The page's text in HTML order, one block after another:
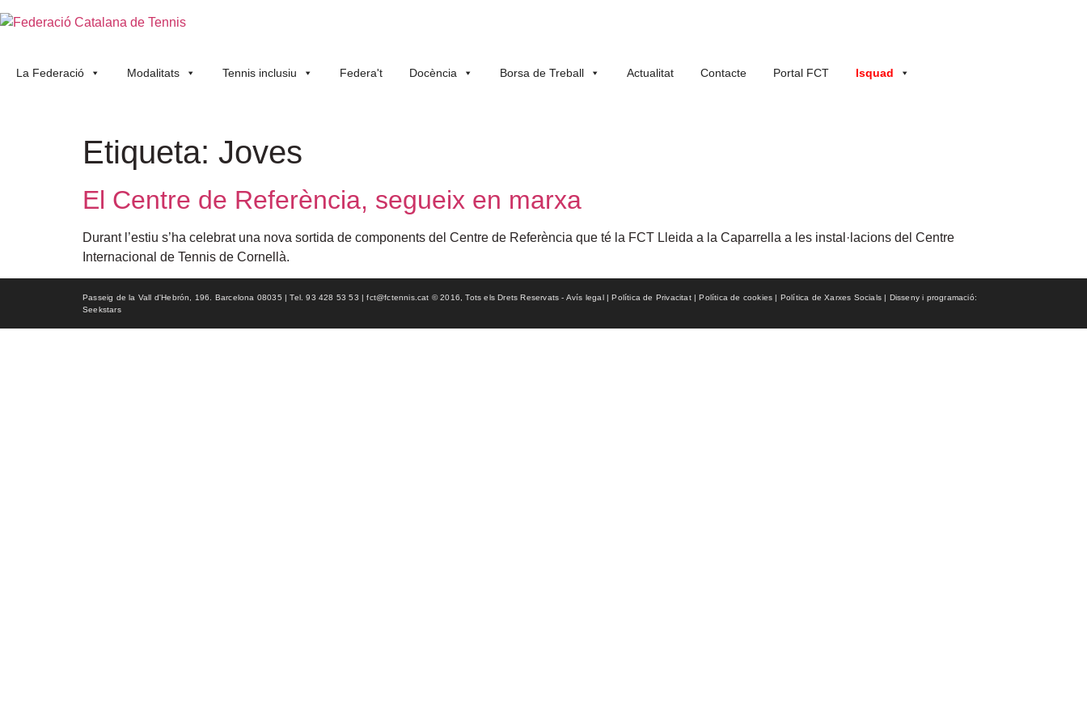
La Federació Modalitats Tennis inclusiu Federa't Docència Borsa de Treball Actualitat Contacte Portal FCT Isquad
Etiqueta: Joves
El Centre de Referència, segueix en marxa
Durant l’estiu s’ha celebrat una nova sortida de components del Centre de Referència que té la FCT Lleida a la Caparrella a les instal·lacions del Centre
Internacional de Tennis de Cornellà.
Passeig de la Vall d'Hebrón, 196. Barcelona 08035 | Tel. 93 428 53 53 | fct@fctennis.cat © 2016, Tots els Drets Reservats - Avís legal | Política de Privacitat | Política de cookies | Política de Xarxes Socials | Disseny i programació:
Seekstars